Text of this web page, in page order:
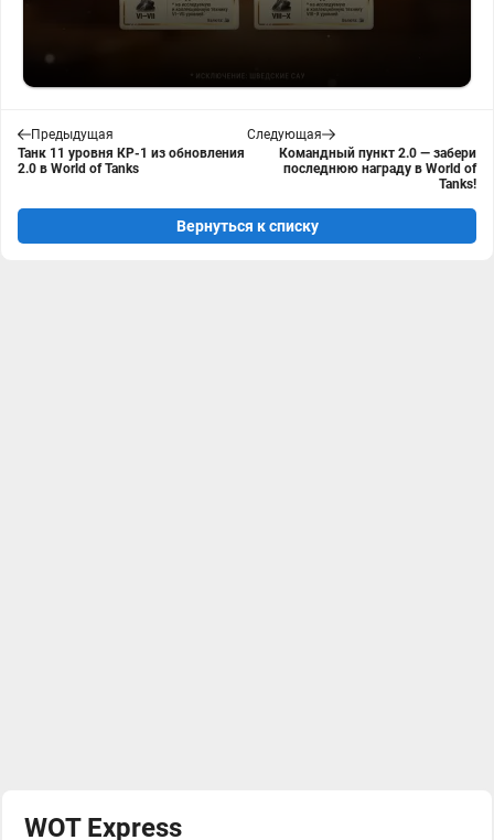
Предыдущая
Танк 11 уровня КР-1 из обновления
2.0 в World of Tanks
Следующая
Командный пункт 2.0 — забери
последнюю награду в World of
Tanks!
Вернуться к списку
WOT Express